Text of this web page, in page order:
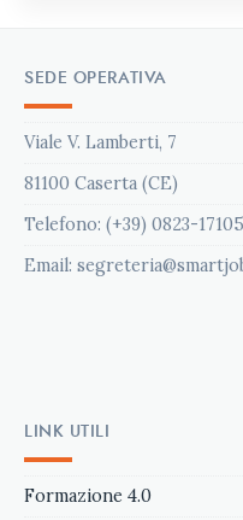
SEDE OPERATIVA
Viale V. Lamberti, 7
81100 Caserta (CE)
Telefono: (+39) 0823-
Email:
LINK UTILI
Formazione 4.0